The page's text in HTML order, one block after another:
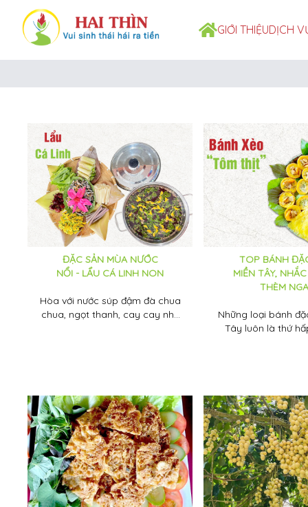
GIỚI THIỆUDỊCH
ĐẶC SẢN MÙA NƯỚC
NỔI - LẨU CÁ LINH NON
Hòa với nước súp đậm đà chua
chua, ngọt thanh, cay cay nhẹ
TOP BÁNH
MIỀN TÂY,
THÈM
Những loại bánh
Tây luôn là thứ